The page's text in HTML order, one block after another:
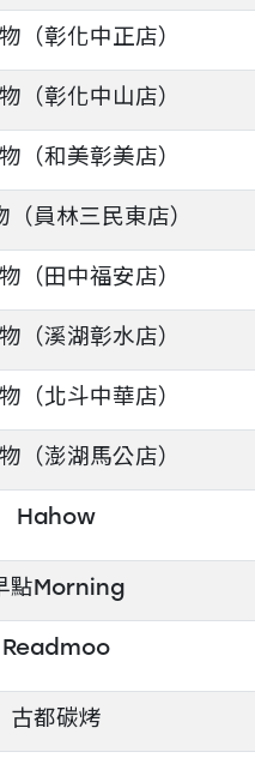
（彰化中正店）
（彰化中山店）
（和美彰美店）
（員林三民東店）
（田中福安店）
（溪湖彰水店）
（北斗中華店）
（澎湖馬公店）
Hahow
點Morning
Readmoo
古都碳烤